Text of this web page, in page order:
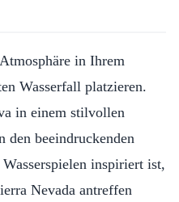
in Ihrem
Wasserfall platzieren.
in einem stilvollen
den beeindruckenden
inspiriert ist,
Nevada antreffen